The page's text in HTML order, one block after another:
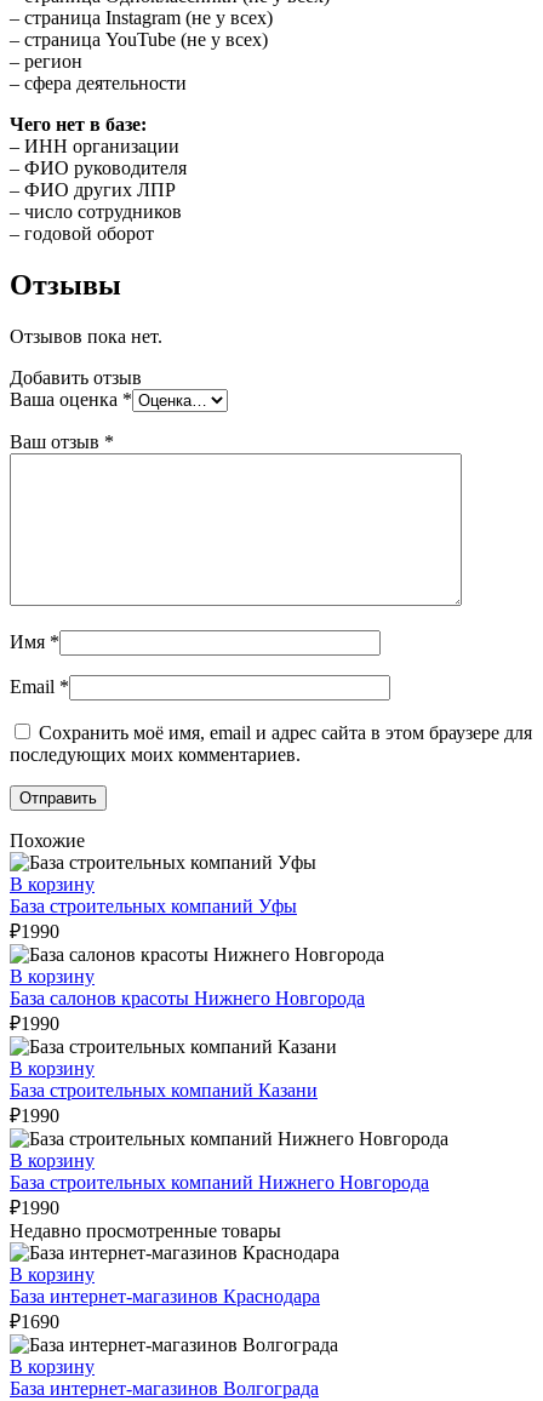
– страница Instagram (не у всех)
– страница YouTube (не у всех)
– регион
– сфера деятельности
Чего нет в базе:
– ИНН организации
– ФИО руководителя
– ФИО других ЛПР
– число сотрудников
– годовой оборот
Отзывы
Отзывов пока нет.
Добавить отзыв
Ваша оценка *
Ваш отзыв *
Имя *
Email *
Сохранить моё имя, email и адрес сайта в этом браузере для
последующих моих комментариев.
Похожие
В корзину
База строительных компаний Уфы
₽1990
В корзину
База салонов красоты Нижнего Новгорода
₽1990
В корзину
База строительных компаний Казани
₽1990
В корзину
База строительных компаний Нижнего Новгорода
₽1990
Недавно просмотренные товары
В корзину
База интернет-магазинов Краснодара
₽1690
В корзину
База интернет-магазинов Волгограда